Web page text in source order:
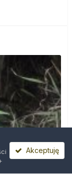
Akceptuję